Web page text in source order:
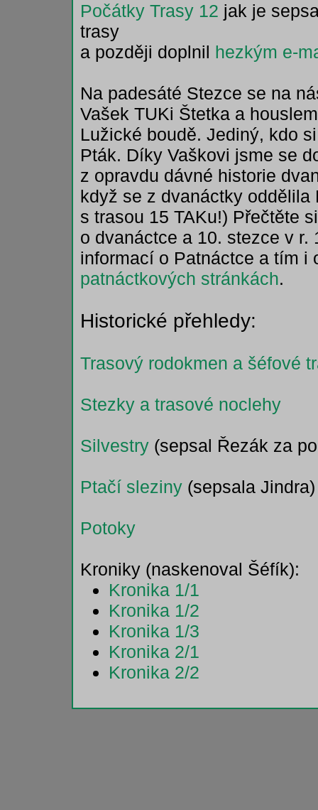
Počátky Trasy 12 jak je
trasy
a později doplnil hezkým e-
Na padesáté Stezce se na
Vašek TUKi Štetka a
Lužické boudě. Jediný, kdo
Pták. Díky Vaškovi jsme se
z opravdu dávné historie
když se z dvanáctky
s trasou 15 TAKu!) Přečtěte
o dvanáctce a 10. stezce v r.
informací o Patnáctce a tím
patnáctkových stránkách.
Historické přehledy:
Trasový rodokmen a šéfové
Stezky a trasové noclehy
Silvestry (sepsal Řezák za
Ptačí sleziny (sepsala Jindra)
Potoky
Kroniky (naskenoval Šéfík):
Kronika 1/1
Kronika 1/2
Kronika 1/3
Kronika 2/1
Kronika 2/2